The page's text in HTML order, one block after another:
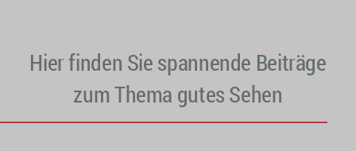
Hier finden Sie spannende Beiträge
zum Thema gutes Sehen